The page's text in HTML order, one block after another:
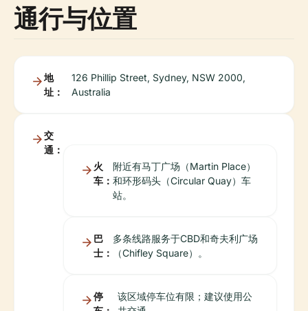
通行与位置
地
址：
126 Phillip Street, Sydney, NSW 2000,
Australia
交
通：
火
车：
附近有马丁广场（Martin Place）
和环形码头（Circular Quay）车
站。
巴
士：
多条线路服务于CBD和奇夫利广场
（Chifley Square）。
停
该区域停车位有限；建议使用公